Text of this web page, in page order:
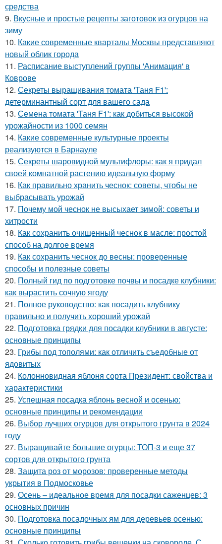
средства
9. Вкусные и простые рецепты заготовок из огурцов на
зиму
10. Какие современные кварталы Москвы представляют
новый облик города
11. Расписание выступлений группы 'Анимация' в
Коврове
12. Секреты выращивания томата 'Таня F1':
детерминантный сорт для вашего сада
13. Семена томата 'Таня F1': как добиться высокой
урожайности из 1000 семян
14. Какие современные культурные проекты
реализуются в Барнауле
15. Секреты шаровидной мультифлоры: как я придал
своей комнатной растению идеальную форму
16. Как правильно хранить чеснок: советы, чтобы не
выбрасывать урожай
17. Почему мой чеснок не высыхает зимой: советы и
хитрости
18. Как сохранить очищенный чеснок в масле: простой
способ на долгое время
19. Как сохранить чеснок до весны: проверенные
способы и полезные советы
20. Полный гид по подготовке почвы и посадке клубники:
как вырастить сочную ягоду
21. Полное руководство: как посадить клубнику
правильно и получить хороший урожай
22. Подготовка грядки для посадки клубники в августе:
основные принципы
23. Грибы под тополями: как отличить съедобные от
ядовитых
24. Колонновидная яблоня сорта Президент: свойства и
характеристики
25. Успешная посадка яблонь весной и осенью:
основные принципы и рекомендации
26. Выбор лучших огурцов для открытого грунта в 2024
году
27. Выращивайте большие огурцы: ТОП-3 и еще 37
сортов для открытого грунта
28. Защита роз от морозов: проверенные методы
укрытия в Подмосковье
29. Осень – идеальное время для посадки саженцев: 3
основных причин
30. Подготовка посадочных ям для деревьев осенью:
основные принципы